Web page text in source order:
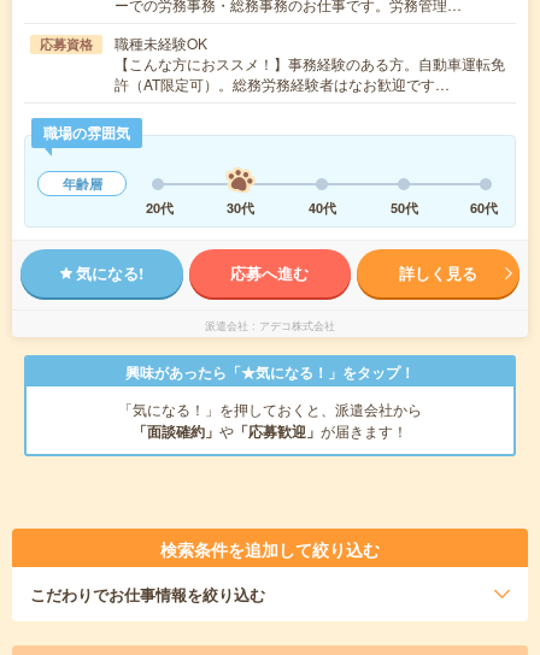
応募資格
職種未経験OK
【こんな方におススメ！】事務経験のある方。自動車運転免
許（AT限定可）。総務労務経験者はなお歓迎です…
職場の雰囲気
年齢層
20代
30代 40代 50代 60代
気になる! 応募へ進む 詳しく見る
派遣会社 アデコ株式会社
興味があったら「★気になる！」をタップ！
「気になる！」を押しておくと、派遣会社から
「面談確約」 や 「応募歓迎」 が届きます！
検索条件を追加して絞り込む
こだわりでお仕事情報を絞り込む